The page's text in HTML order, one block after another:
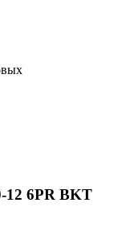
12 6PR BKT